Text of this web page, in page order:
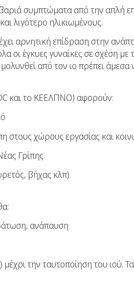
βαριά συμπτώματα από την
λιγότερο ηλικιωμένους.
αρνητική επίδραση στην
οι έγκυες γυναίκες σε σχέση
από τον ιο πρέπει
και το ΚΕΕΛΠΝΟ) αφορούν:
χώρους εργασίας και
Γρίπης
βήχας κλπ)
ανάπαυση
την ταυτοποίηση του ιού.